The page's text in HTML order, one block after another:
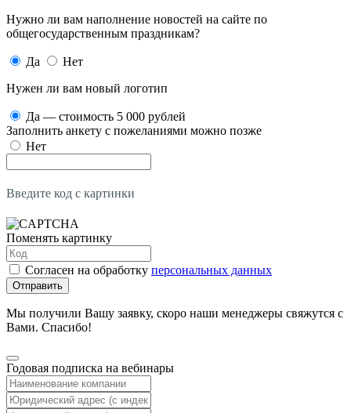
Нужно ли вам наполнение новостей на сайте по
общегосударственным праздникам?
Да
Нет
Нужен ли вам новый логотип
Да — стоимость 5 000 рублей
Заполнить анкету с пожеланиями можно позже
Нет
Введите код с картинки
Поменять картинку
Согласен на обработку персональных данных
Отправить
Мы получили Вашу заявку, скоро наши менеджеры свяжутся с
Вами. Спасибо!
Годовая подписка на вебинары